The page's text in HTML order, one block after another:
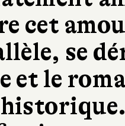
cet
se
et le